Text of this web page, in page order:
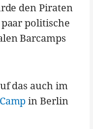
den Piraten
politische
Barcamps
das auch im
in Berlin